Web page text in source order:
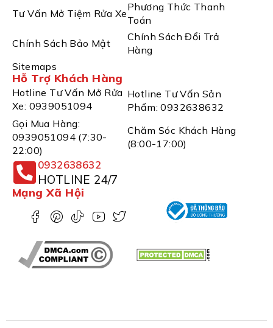
Tư Vấn Mở Tiệm Rửa Xe
Phương Thức Thanh
Toán
Chính Sách Bảo Mật
Chính Sách Đổi Trả
Hàng
Sitemaps
Hỗ Trợ Khách Hàng
Hotline Tư Vấn Mở Rửa
Xe: 0939051094
Hotline Tư Vấn Sản
Phẩm: 0932638632
Gọi Mua Hàng:
0939051094 (7:30-
22:00)
Chăm Sóc Khách Hàng
(8:00-17:00)
0932638632
HOTLINE 24/7
Mạng Xã Hội